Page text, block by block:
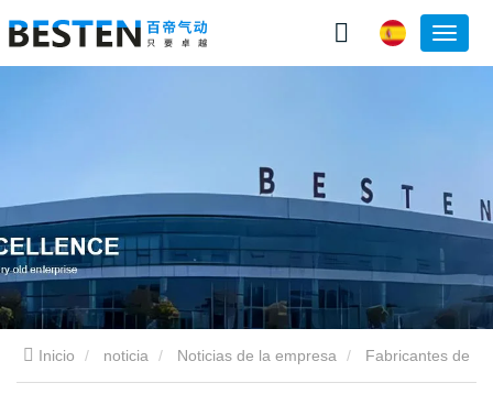
Inicio noticia Noticias de la empresa